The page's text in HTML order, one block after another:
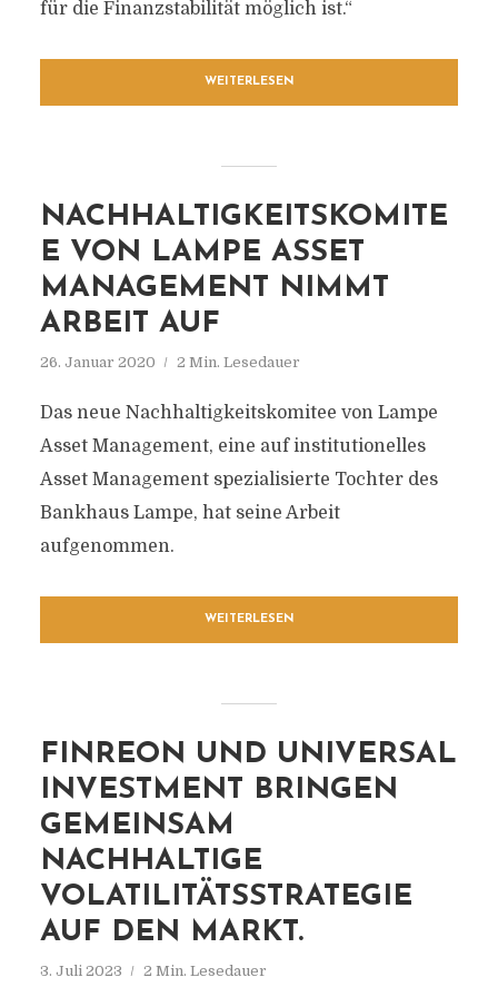
für die Finanzstabilität möglich ist.“
WEITERLESEN
NACHHALTIGKEITSKOMITE
E VON LAMPE ASSET
MANAGEMENT NIMMT
ARBEIT AUF
26. Januar 2020 2 Min. Lesedauer
Das neue Nachhaltigkeitskomitee von Lampe
Asset Management, eine auf institutionelles
Asset Management spezialisierte Tochter des
Bankhaus Lampe, hat seine Arbeit
aufgenommen.
WEITERLESEN
FINREON UND UNIVERSAL
INVESTMENT BRINGEN
GEMEINSAM
NACHHALTIGE
VOLATILITÄTSSTRATEGIE
AUF DEN MARKT.
3. Juli 2023 2 Min. Lesedauer